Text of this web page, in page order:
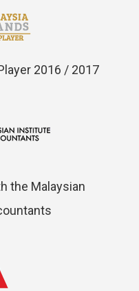
2016 / 2017
the Malaysian